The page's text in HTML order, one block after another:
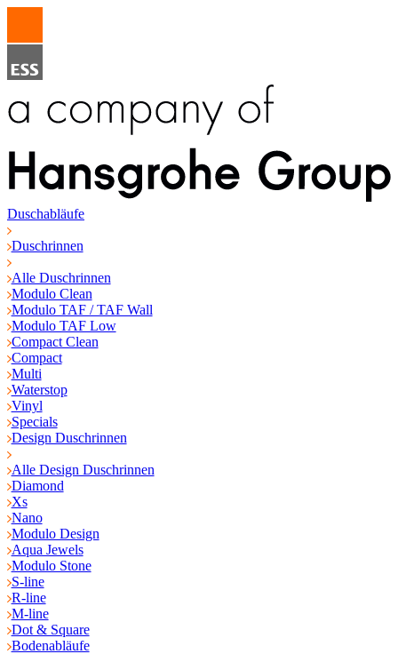
Duschabläufe
Duschrinnen
Alle Duschrinnen
Modulo Clean
Modulo TAF / TAF Wall
Modulo TAF Low
Compact Clean
Compact
Multi
Waterstop
Vinyl
Specials
Design Duschrinnen
Alle Design Duschrinnen
Diamond
Xs
Nano
Modulo Design
Aqua Jewels
Modulo Stone
S-line
R-line
M-line
Dot & Square
Bodenabläufe